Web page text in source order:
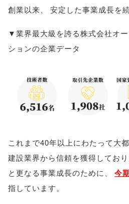
創業以来
安定した事業成長を
▼業界最大級を誇る株式会社オ
ションの企業データ
これまで40年以上にわたって大
建設業界から信頼を獲得してお
と更なる事業成長のために
今
指しています。